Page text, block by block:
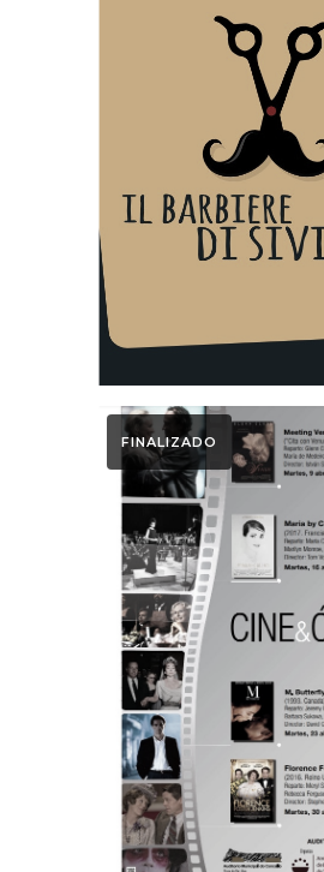
Programa
Barbero de
2019
2019
Ciclo
Ópera
Ciclo Cine &
FINALIZADO